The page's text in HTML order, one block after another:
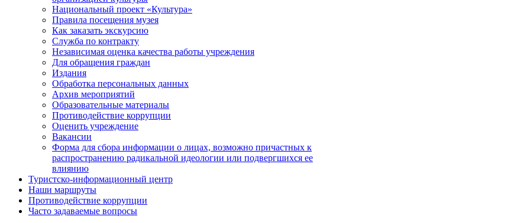
Национальный проект «Культура»
Правила посещения музея
Как заказать экскурсию
Служба по контракту
Независимая оценка качества работы учреждения
Для обращения граждан
Издания
Обработка персональных данных
Архив мероприятий
Образовательные материалы
Противодействие коррупции
Оценить учреждение
Вакансии
Форма для сбора информации о лицах, возможно причастных к
распространению радикальной идеологии или подвергшихся ее
влиянию
Туристско-информационный центр
Наши маршруты
Противодействие коррупции
Часто задаваемые вопросы